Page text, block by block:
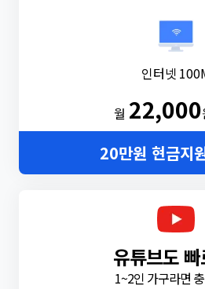
인터넷
월 22,000
20만원 현금지
유튜브도
1~2인 가구라면